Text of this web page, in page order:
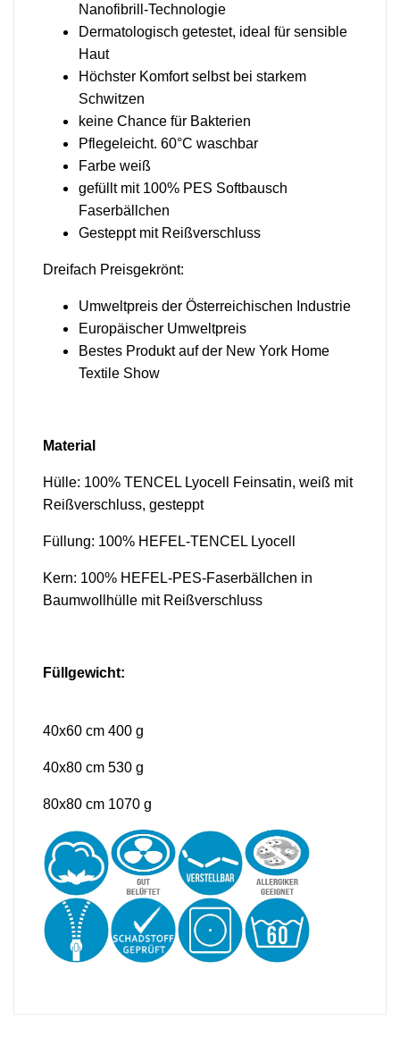
Nanofibrill-Technologie
Dermatologisch getestet, ideal für sensible
Haut
Höchster Komfort selbst bei starkem
Schwitzen
keine Chance für Bakterien
Pflegeleicht. 60°C waschbar
Farbe weiß
gefüllt mit 100% PES Softbausch
Faserbällchen
Gesteppt mit Reißverschluss
Dreifach Preisgekrönt:
Umweltpreis der Österreichischen Industrie
Europäischer Umweltpreis
Bestes Produkt auf der New York Home
Textile Show
Material
Hülle: 100% TENCEL Lyocell Feinsatin, weiß mit
Reißverschluss, gesteppt
Füllung: 100% HEFEL-TENCEL Lyocell
Kern: 100% HEFEL-PES-Faserbällchen in
Baumwollhülle mit Reißverschluss
Füllgewicht:
40x60 cm 400 g
40x80 cm 530 g
80x80 cm 1070 g